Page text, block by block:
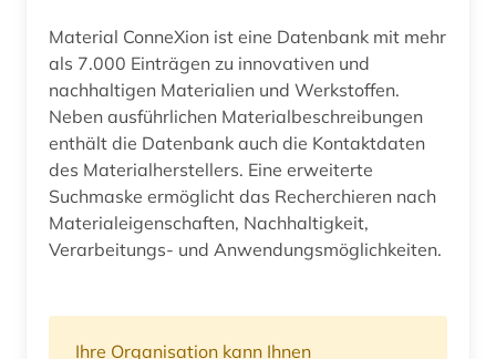
Material ConneXion ist eine Datenbank mit mehr
als 7.000 Einträgen zu innovativen und
nachhaltigen Materialien und Werkstoffen.
Neben ausführlichen Materialbeschreibungen
enthält die Datenbank auch die Kontaktdaten
des Materialherstellers. Eine erweiterte
Suchmaske ermöglicht das Recherchieren nach
Materialeigenschaften, Nachhaltigkeit,
Verarbeitungs- und Anwendungsmöglichkeiten.
Ihre Organisation kann Ihnen